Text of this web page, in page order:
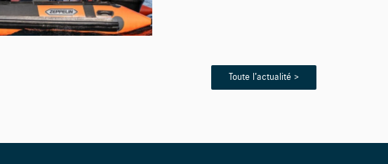
Toute l'actualité >